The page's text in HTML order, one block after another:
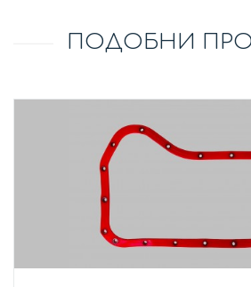
ПОДОБНИ